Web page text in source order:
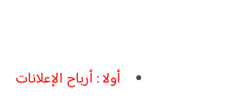
أولا : أرباح الإعلانات